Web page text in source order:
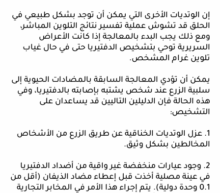
إن الوتديات الأخرى التي يمكن أن توجد بشكل طبيعي في
الحلق قد تشوش عملية تفسير نتائج التلوين المباشر،
ومع ذلك يجب البدء بالمعالجة إذا كانت الأعراض
السريرية توحي بتشخيص الدفتيريا حتى في حال غياب
تلوين غرام المشخص.
يمكن أن تؤدي المعالجة السابقة بالمضادات الحيوية إلى
سلبية الزرع عند شخص يشتبه بإصابته بالدفتيريا، وفي
هذه الحالة فإن الدليلين التاليين قد يساعدان على
التشخيص:
1. عزل الوتديات الخناقية عن طريق الزرع من الأشخاص
المخالطين بشكل وثيق.
2. وجود عيارات منخفضة غير واقية من أضداد الدفتيريا
في عينة مصلية أخذت قبل إعطاء مضاد الذيفان (أقل من
0.1 وحدة دولية). يتم إجراء هذا الأمر في المخابر التجارية